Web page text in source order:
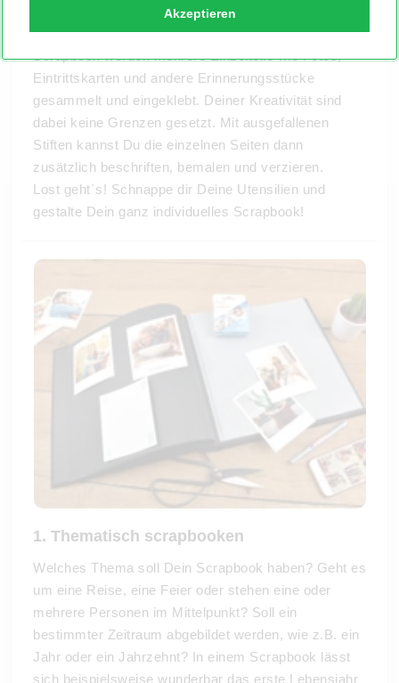
Akzeptieren
„Scrap“ kommt aus dem Englischen und bedeutet
„Teil“ oder auch „Stück“. In einem so genannten
Scrapbook werden mehrere Einzelteile wie Fotos,
Eintrittskarten und andere Erinnerungsstücke
gesammelt und eingeklebt. Deiner Kreativität sind
dabei keine Grenzen gesetzt. Mit ausgefallenen
Stiften kannst Du die einzelnen Seiten dann
zusätzlich beschriften, bemalen und verzieren.
Lost geht´s! Schnappe dir Deine Utensilien und
gestalte Dein ganz individuelles Scrapbook!
1. Thematisch scrapbooken
Welches Thema soll Dein Scrapbook haben? Geht es
um eine Reise, eine Feier oder stehen eine oder
mehrere Personen im Mittelpunkt? Soll ein
bestimmter Zeitraum abgebildet werden, wie z.B. ein
Jahr oder ein Jahrzehnt? In einem Scrapbook lässt
sich beispielsweise wunderbar das erste Lebensjahr